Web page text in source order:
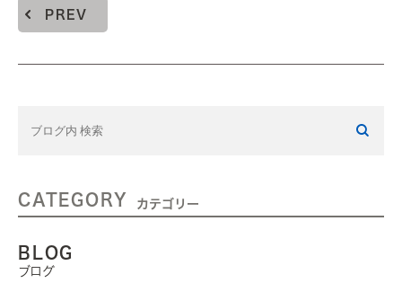
PREV
CATEGORY カテゴリー
BLOG
ブログ